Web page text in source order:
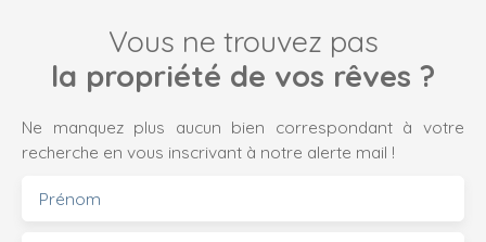
Vous ne trouvez pas
la propriété de vos rêves ?
Ne manquez plus aucun bien correspondant à votre
recherche en vous inscrivant à notre alerte mail !
Prénom